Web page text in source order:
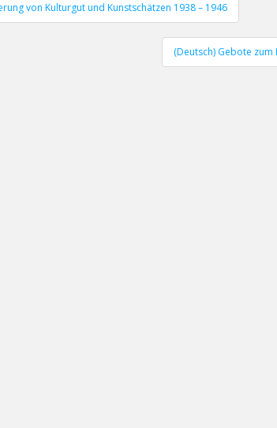
von Kulturgut und Kunstschätzen 1938 – 1946
(Deutsch) Gebote